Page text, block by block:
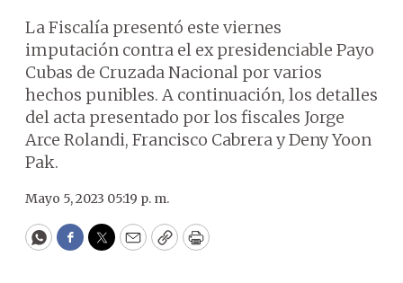
La Fiscalía presentó este viernes
imputación contra el ex presidenciable Payo
Cubas de Cruzada Nacional por varios
hechos punibles. A continuación, los detalles
del acta presentado por los fiscales Jorge
Arce Rolandi, Francisco Cabrera y Deny Yoon
Pak.
Mayo 5, 2023 05:19 p. m.
WhatsApp
Facebook
Twitter
EmailCopyPrint